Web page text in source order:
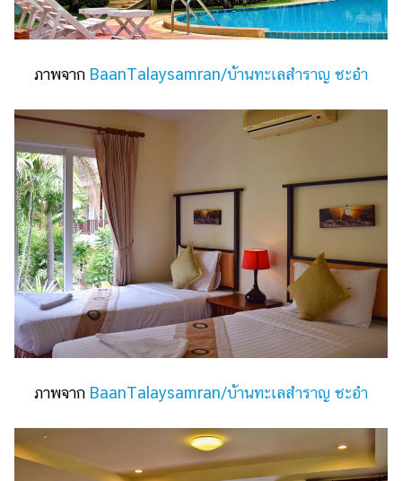
ภาพจาก BaanTalaysamran/บ้านทะเลสำราญ ชะอำ
ภาพจาก BaanTalaysamran/บ้านทะเลสำราญ ชะอำ